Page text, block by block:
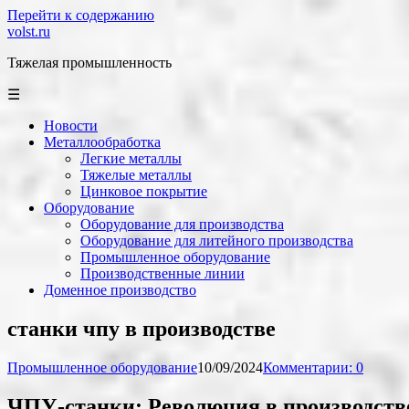
Перейти к содержанию
volst.ru
Тяжелая промышленность
☰
Новости
Металлообработка
Легкие металлы
Тяжелые металлы
Цинковое покрытие
Оборудование
Оборудование для производства
Оборудование для литейного производства
Промышленное оборудование
Производственные линии
Доменное производство
станки чпу в производстве
Промышленное оборудование10/09/2024Комментарии: 0